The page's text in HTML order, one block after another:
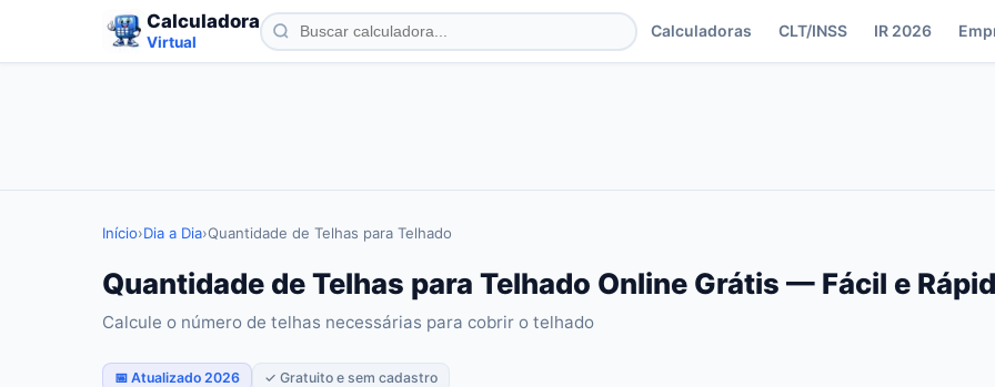
Calculadora
Virtual
Calculadoras CLT/INSS IR 2026
Início›Dia a Dia›Quantidade de Telhas para Telhado
Quantidade de Telhas para Telhado Online Grátis — Fácil e
Calcule o número de telhas necessárias para cobrir o telhado
📅 Atualizado 2026 ✓ Gratuito e sem cadastro